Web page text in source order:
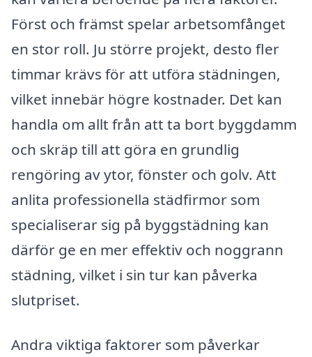
Först och främst spelar arbetsomfånget
en stor roll. Ju större projekt, desto fler
timmar krävs för att utföra städningen,
vilket innebär högre kostnader. Det kan
handla om allt från att ta bort byggdamm
och skräp till att göra en grundlig
rengöring av ytor, fönster och golv. Att
anlita professionella städfirmor som
specialiserar sig på byggstädning kan
därför ge en mer effektiv och noggrann
städning, vilket i sin tur kan påverka
slutpriset.
Andra viktiga faktorer som påverkar